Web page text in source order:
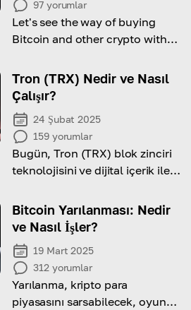
97 yorumlar
Let's see the way of buying
Bitcoin and other crypto with
Tron (TRX) Nedir ve Nasıl
Çalışır?
24 Şubat 2025
159 yorumlar
Bugün, Tron (TRX) blok zinciri
teknolojisini ve dijital içerik ile
dönüştürdüğünü keşfediyoruz.
Bitcoin Yarılanması: Nedir
ve Nasıl İşler?
19 Mart 2025
312 yorumlar
Yarılanma, kripto para
piyasasını sarsabilecek, oyunun